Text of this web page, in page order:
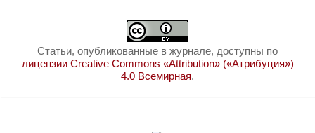
Статьи, опубликованные в журнале, доступны по
лицензии Creative Commons «Attribution» («Атрибуция»)
4.0 Всемирная.